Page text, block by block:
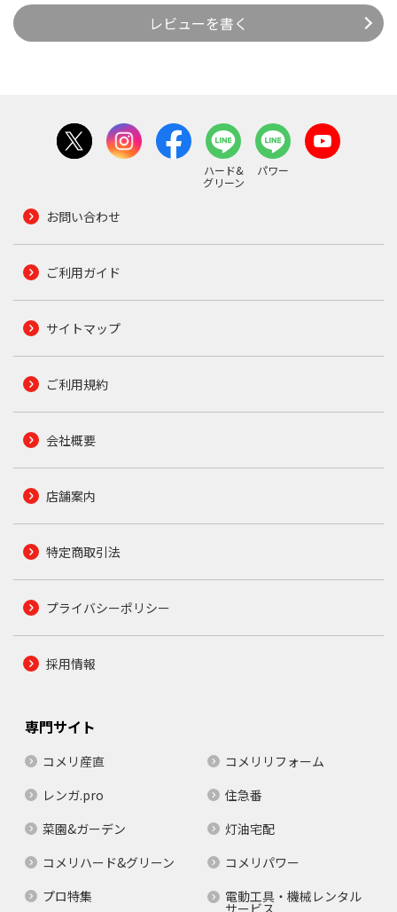
レビューを書く
ハード&
グリーン
パワー
お問い合わせ
ご利用ガイド
サイトマップ
ご利用規約
会社概要
店舗案内
特定商取引法
プライバシーポリシー
採用情報
専門サイト
コメリ産直
コメリリフォーム
レンガ.pro
住急番
菜園&ガーデン
灯油宅配
コメリハード&グリーン
コメリパワー
プロ特集
電動工具・機械レンタル
サービス